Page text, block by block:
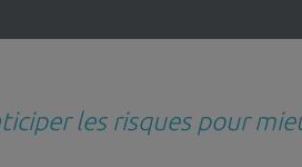
les risques pour